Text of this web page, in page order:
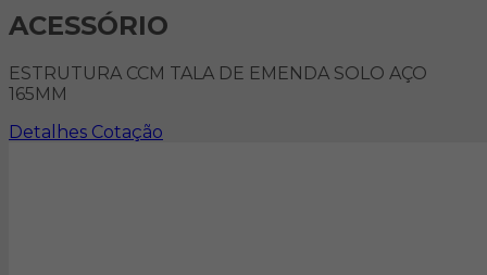
ACESSÓRIO
ESTRUTURA CCM TALA DE EMENDA SOLO AÇO
165MM
Detalhes Cotação